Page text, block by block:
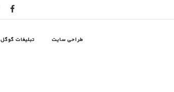
تبلیغات گوگل طراحی سایت